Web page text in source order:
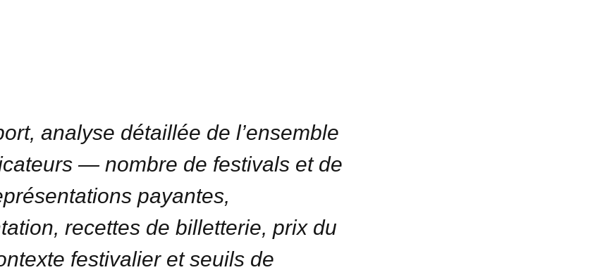
analyse détaillée de l’ensemble
— nombre de festivals et de
payantes,
recettes de billetterie, prix du
festivalier et seuils de